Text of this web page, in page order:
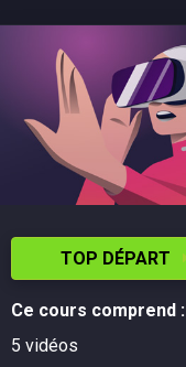
TOP DÉPART
Ce cours comprend :
5 vidéos